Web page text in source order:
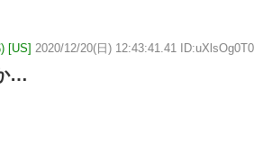
[US] 2020/12/20(日) 12:43:41.41 ID:uXlsOg0T0
…